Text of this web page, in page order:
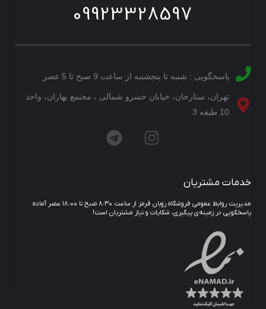
09923328597
پاسخگویی : شنبه تا پنجشنبه از ساعت 9 صبح تا 5 عصر
تهران، ستارخان، خیابان خسرو شمالی ، مجتمع بهاران، واحد
10 طبقه 3
خدمات مشتریان
مدیریت روابط عمومی فروشگاه روبان قرمز از ساعت ۸:۳۰ صبح تا ۱۸:۰۰ عصر آماده
پاسخگویی در زمینه‌ی پیگیری، شکایات و نیاز مشتریان است!